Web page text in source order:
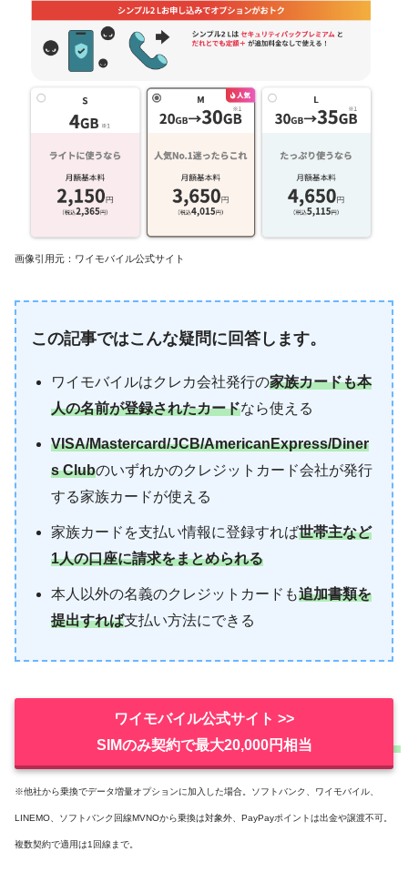
画像引用元：ワイモバイル公式サイト
この記事ではこんな疑問に回答します。
ワイモバイルはクレカ会社発行の家族カードも本
人の名前が登録されたカードなら使える
VISA/Mastercard/JCB/AmericanExpress/Diner
s Clubのいずれかのクレジットカード会社が発行
する家族カードが使える
家族カードを支払い情報に登録すれば世帯主など
1人の口座に請求をまとめられる
本人以外の名義のクレジットカードも追加書類を
提出すれば支払い方法にできる
ワイモバイル公式サイト >>
SIMのみ契約で最大20,000円相当
※他社から乗換でデータ増量オプションに加入した場合。ソフトバンク、ワイモバイル、
LINEMO、ソフトバンク回線MVNOから乗換は対象外、PayPayポイントは出金や譲渡不可。
複数契約で適用は1回線まで。